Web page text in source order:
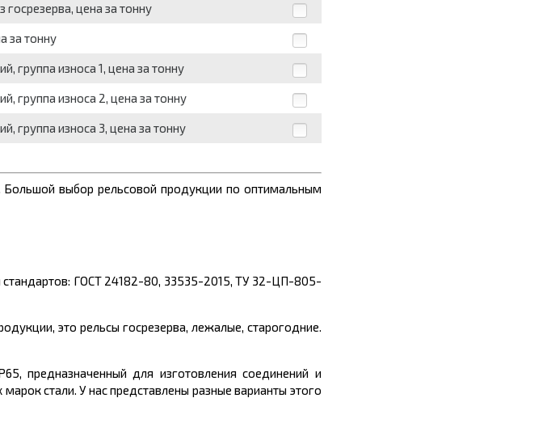
цена за тонну
за тонну
группа износа 1, цена за тонну
группа износа 2, цена за тонну
группа износа 3, цена за тонну
выбор рельсовой продукции по оптимальным
ГОСТ 24182-80, 33535-2015, ТУ 32-ЦП-805-
это рельсы госрезерва, лежалые, старогодние.
предназначенный для изготовления соединений и
стали. У нас представлены разные варианты этого